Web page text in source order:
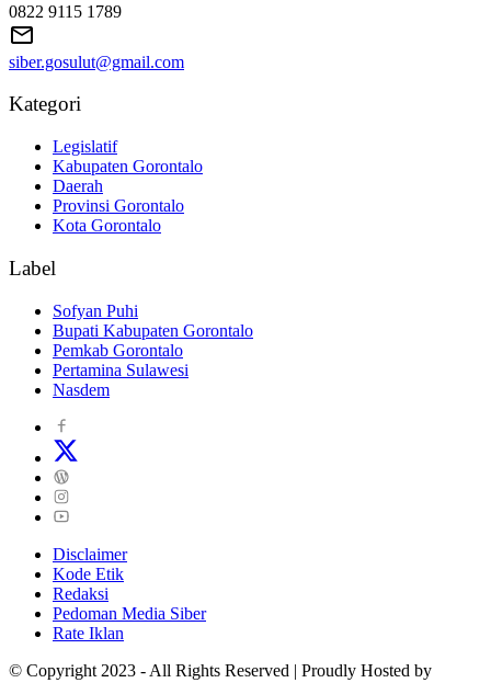
0822 9115 1789
siber.gosulut@gmail.com
Kategori
Legislatif
Kabupaten Gorontalo
Daerah
Provinsi Gorontalo
Kota Gorontalo
Label
Sofyan Puhi
Bupati Kabupaten Gorontalo
Pemkab Gorontalo
Pertamina Sulawesi
Nasdem
Disclaimer
Kode Etik
Redaksi
Pedoman Media Siber
Rate Iklan
© Copyright 2023 - All Rights Reserved | Proudly Hosted by